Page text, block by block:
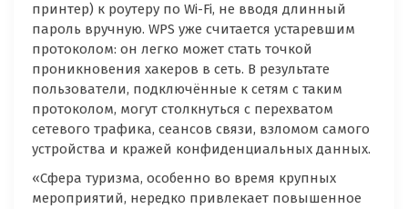
принтер) к роутеру по Wi-Fi, не вводя длинный
пароль вручную. WPS уже считается устаревшим
протоколом: он легко может стать точкой
проникновения хакеров в сеть. В результате
пользователи, подключённые к сетям с таким
протоколом, могут столкнуться с перехватом
сетевого трафика, сеансов связи, взломом самого
устройства и кражей конфиденциальных данных.
«Сфера туризма, особенно во время крупных
мероприятий, нередко привлекает повышенное